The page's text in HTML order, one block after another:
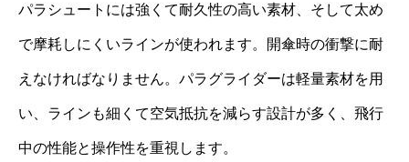
パラシュートには強くて耐久性の高い素材、そして太め
で摩耗しにくいラインが使われます。開傘時の衝撃に耐
えなければなりません。パラグライダーは軽量素材を用
い、ラインも細くて空気抵抗を減らす設計が多く、飛行
中の性能と操作性を重視します。